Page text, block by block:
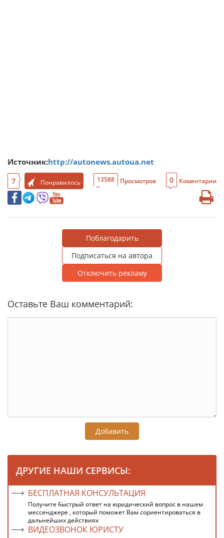
Источник:http://autonews.autoua.net
7 Понравилось 13588 Просмотров 0 Коментарии
Поблагодарить
Подписаться на автора
Отключить рекламу
Оставьте Ваш комментарий:
Добавить
ДРУГИЕ НАШИ СЕРВИСЫ:
БЕСПЛАТНАЯ КОНСУЛЬТАЦИЯ
Получите быстрый ответ на юридический вопрос в нашем
мессенджере , который поможет Вам сориентироваться в
дальнейших действиях
ВИДЕОЗВОНОК ЮРИСТУ